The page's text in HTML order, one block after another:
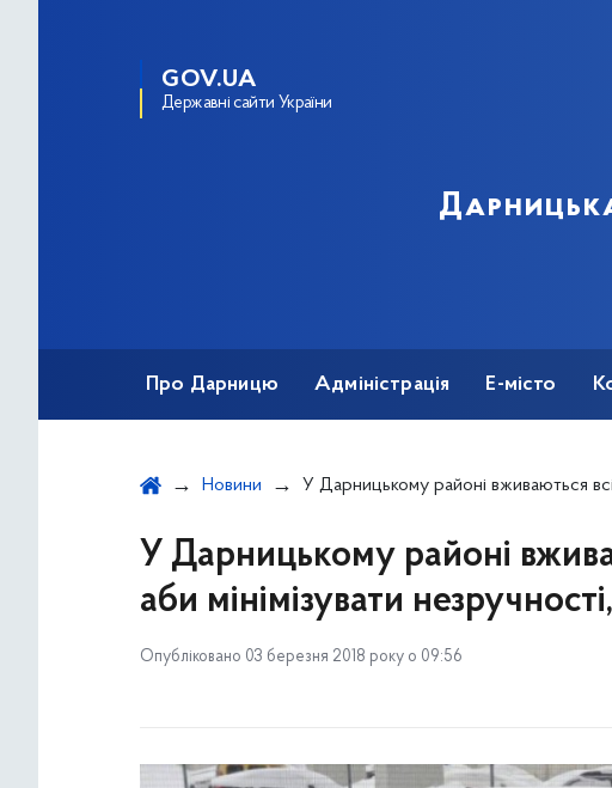
GOV.UA
Державні сайти України
Про Дарницю Адміністрація Е-місто
Новини У Дарницькому районі вживаються всі необхідні заходи, аби мінімізувати незручності,
У Дарницькому районі
аби мінімізувати
Опубліковано 03 березня 2018 року о 09:56